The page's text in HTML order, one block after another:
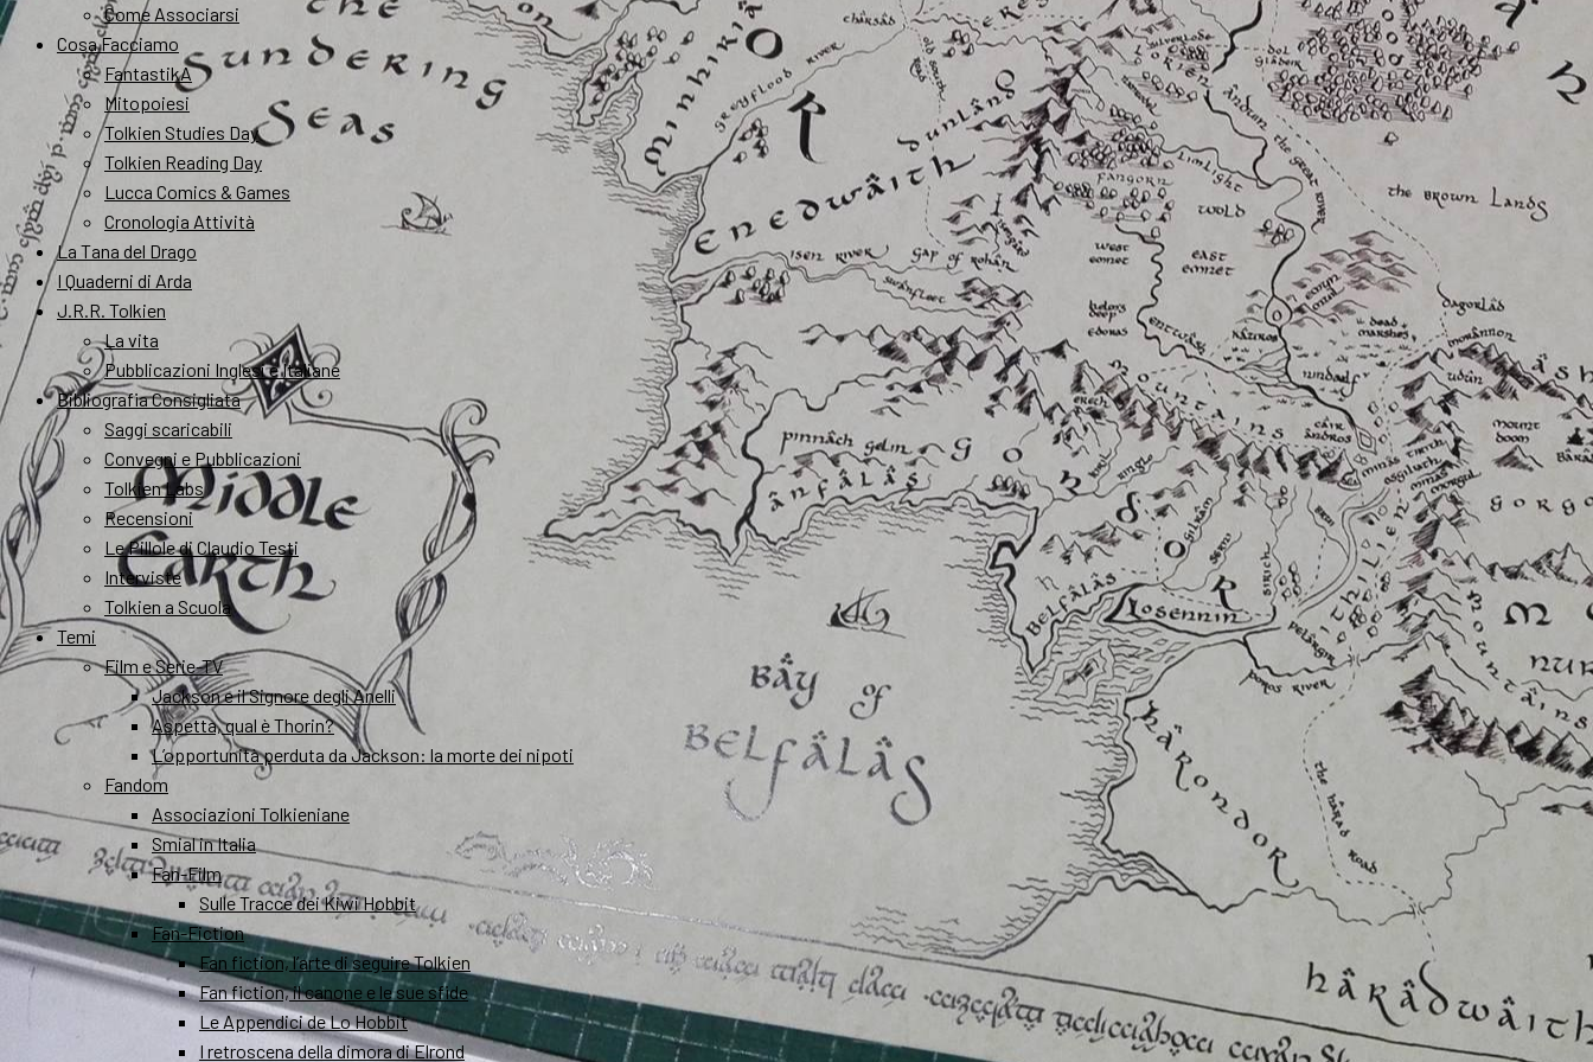
Come Associarsi
Cosa Facciamo
FantastikA
Mitopoiesi
Tolkien Studies Day
Tolkien Reading Day
Lucca Comics & Games
Cronologia Attività
La Tana del Drago
I Quaderni di Arda
J.R.R. Tolkien
La vita
Pubblicazioni Inglesi e Italiane
Bibliografia Consigliata
Saggi scaricabili
Convegni e Pubblicazioni
Tolkien Labs
Recensioni
Le Pillole di Claudio Testi
Interviste
Tolkien a Scuola
Temi
Film e Serie-TV
Jackson e il Signore degli Anelli
Aspetta, qual è Thorin?
L’opportunità perduta da Jackson: la morte dei nipoti
Fandom
Associazioni Tolkieniane
Smial in Italia
Fan-Film
Sulle Tracce dei Kiwi Hobbit
Fan-Fiction
Fan fiction, l’arte di seguire Tolkien
Fan fiction, il canone e le sue sfide
Le Appendici de Lo Hobbit
I retroscena della dimora di Elrond